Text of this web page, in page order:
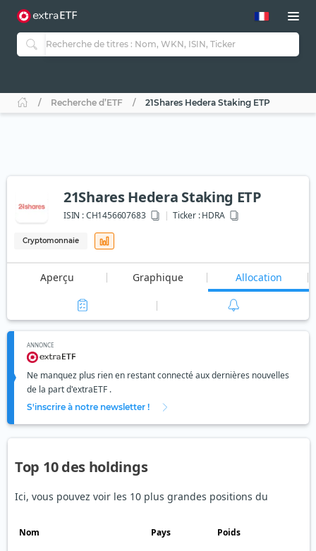
Recherche d’ETF 21Shares Hedera Staking ETP
21Shares Hedera Staking ETP
ISIN :CH1456607683 Ticker :HDRA
Cryptomonnaie
Aperçu Graphique Allocation
ANNONCE
Ne manquez plus rien en restant connecté aux dernières nouvelles
de la part d'extraETF .
S'inscrire à notre newsletter !
Top 10 des holdings
Ici, vous pouvez voir les 10 plus grandes positions du
Nom Pays Poids